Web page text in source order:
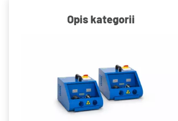
Opis kategorii